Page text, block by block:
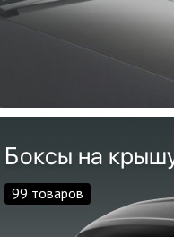
Боксы на
99 товаров